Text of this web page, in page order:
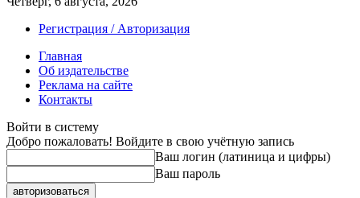
Регистрация / Авторизация
Главная
Об издательстве
Реклама на сайте
Контакты
Войти в систему
Добро пожаловать! Войдите в свою учётную запись
Ваш логин (латиница и цифры)
Ваш пароль